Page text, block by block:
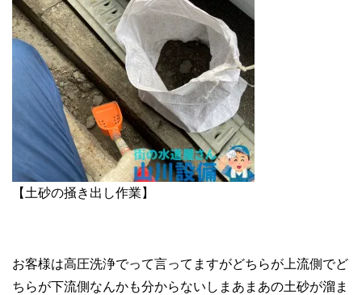
【土砂の掻き出し作業】
お客様は高圧洗浄でって言ってますがどちらが上流側でど
ちらが下流側なんかも分からないしまあまあの土砂が溜ま